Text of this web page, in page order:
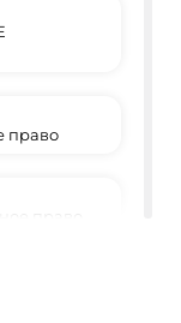
право
право